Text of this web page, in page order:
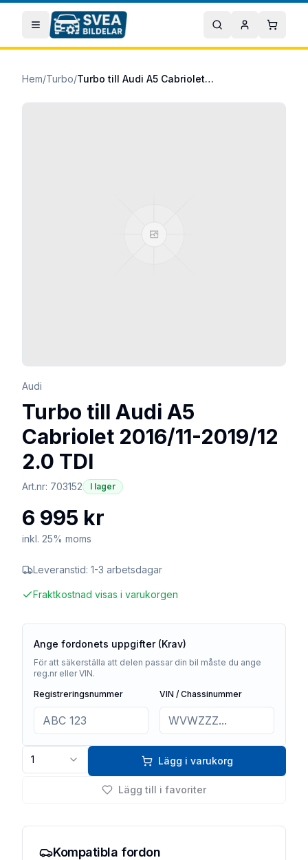
Hoppa till huvudinnehåll
Öppna meny Sök Mitt konto
Hem/Turbo/ Turbo till Audi A5 Cabriolet 2016/11-2019/12 2.0 TDI
Audi
Turbo till Audi A5
Cabriolet 2016/11-2019/12
2.0 TDI
Art.nr: 703152 I lager
6 995 kr
inkl. 25% moms
Leveranstid: 1-3 arbetsdagar
Fraktkostnad visas i varukorgen
Ange fordonets uppgifter (Krav)
För att säkerställa att delen passar din bil måste du ange
reg.nr eller VIN.
Registreringsnummer
VIN / Chassinummer
1 Lägg i varukorg
Lägg till i favoriter
Kompatibla fordon